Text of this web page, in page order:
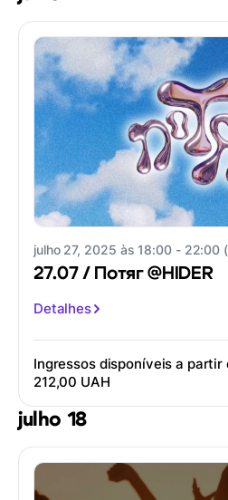
julho 27, 2025 às 18:00 - 22:00
27.07 / Потяг @HIDER
Detalhes
Ingressos disponíveis a partir
212,00 UAH
julho 18